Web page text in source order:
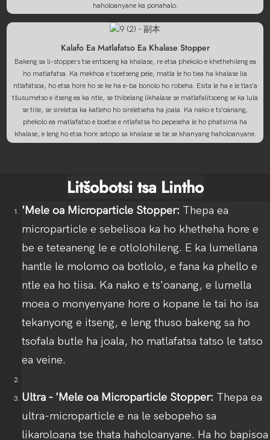
haholoanyane ka ponahalo.
Kalafo Ea Matlafatso Ea Khalase Stopper
Bakeng sa li-stoppers tse entsoeng ka khalase, re etsa phekolo e khethehileng ea
ho matlafatsa. Ka mekhoa e tsoetseng pele, matla le ho tiea ha khalase lia
ntlafatsoa, ​​ho etsa hore ho se ke ha e-ba bonolo ho robeha. Esita le ha e le tlas'a
tšusumetso e itseng ea ka ntle, se thibelang likhalase se matlafalitsoeng se ka lula
se tiile, se sireletsa ka katleho ho sireletseha ha joala. Ka nako e ts'oanang,
phekolo ea matlafatso e boetse e ntlafatsa ho pepeseha le ho phatsima ha
khalase, e leng ho etsa hore setopo sa khalase se be se khanyang haholoanyane.
Litšobotsi tsa Lintho
'Mele oa Microparticle Stopper: Thepa ea
microparticle e sebelisoa ka ho khetheha hore e
be e teteaneng le e otlolohileng. E ka lumellana
hantle le molomo oa botlolo, e fana ka phello e
ntle ea ho tiisa. Ka nako e ts'oanang, e lumella
moea o monyenyane hore o kopane le tai ho isa
tekanyong e itseng, e leng thuso bakeng sa ho
tsofala butle ha joala, ho matlafatsa tatso le tatso
ea veine.
Ultra - 'Mele oa Microparticle Stopper: Thepa ea
ultra-microparticle e na le sebopeho sa
likaroloana tse thata haholoanyane. Ha ho bapisoa